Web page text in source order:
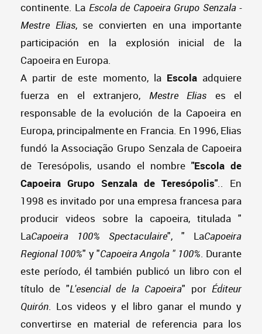
continente. La Escola de Capoeira Grupo Senzala -
Mestre Elias, se convierten en una importante
participación en la explosión inicial de la
Capoeira en Europa.
A partir de este momento, la Escolaadquiere
fuerza en el extranjero, Mestre Elias es el
responsable de la evolución de la Capoeira en
Europa, principalmente en Francia. En 1996, Elias
fundó la Associação Grupo Senzala de Capoeira
de Teresópolis, usando el nombre "Escola de
Capoeira Grupo Senzala de Teresópolis".. En
1998 es invitado por una empresa francesa para
producir videos sobre la capoeira, titulada "
LaCapoeira 100% Spectaculaire", " LaCapoeira
Regional 100%" y "Capoeira Angola " 100%. Durante
este período, él también publicó un libro con el
título de "L'esencial de la Capoeira" porÉditeur
Quirón. Los videos y el libro ganar el mundo y
convertirse en material de referencia para los